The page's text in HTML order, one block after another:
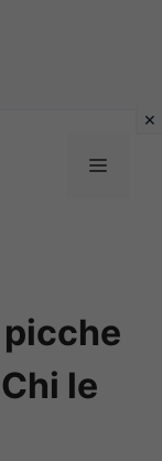
MENU
le